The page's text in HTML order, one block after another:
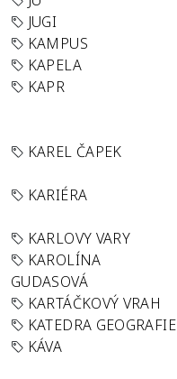
JUGI
KAMPUS
KAPELA
KAPR
KAREL ČAPEK
KARIÉRA
KARLOVY VARY
KAROLÍNA
GUDASOVÁ
KARTÁČKOVÝ VRAH
KATEDRA GEOGRAFIE
KÁVA